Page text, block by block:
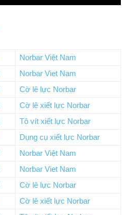
Norbar Việt Nam
Norbar Viet Nam
Cờ lê lực Norbar
Cờ lê xiết lực Norbar
Tô vít xiết lực Norbar
Dụng cụ xiết lực Norbar
Norbar Việt Nam
Norbar Viet Nam
Cờ lê lực Norbar
Cờ lê xiết lực Norbar